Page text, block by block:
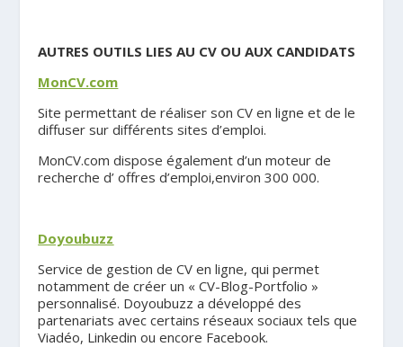
AUTRES OUTILS LIES AU CV OU AUX CANDIDATS
MonCV.com
Site permettant de réaliser son CV en ligne et de le
diffuser sur différents sites d’emploi.
MonCV.com dispose également d’un moteur de
recherche d’ offres d’emploi,environ 300 000.
Doyoubuzz
Service de gestion de CV en ligne, qui permet
notamment de créer un « CV-Blog-Portfolio »
personnalisé. Doyoubuzz a développé des
partenariats avec certains réseaux sociaux tels que
Viadéo, Linkedin ou encore Facebook.